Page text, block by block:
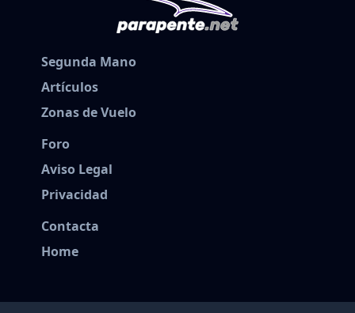
Segunda Mano
Artículos
Zonas de Vuelo
Foro
Aviso Legal
Privacidad
Contacta
Home